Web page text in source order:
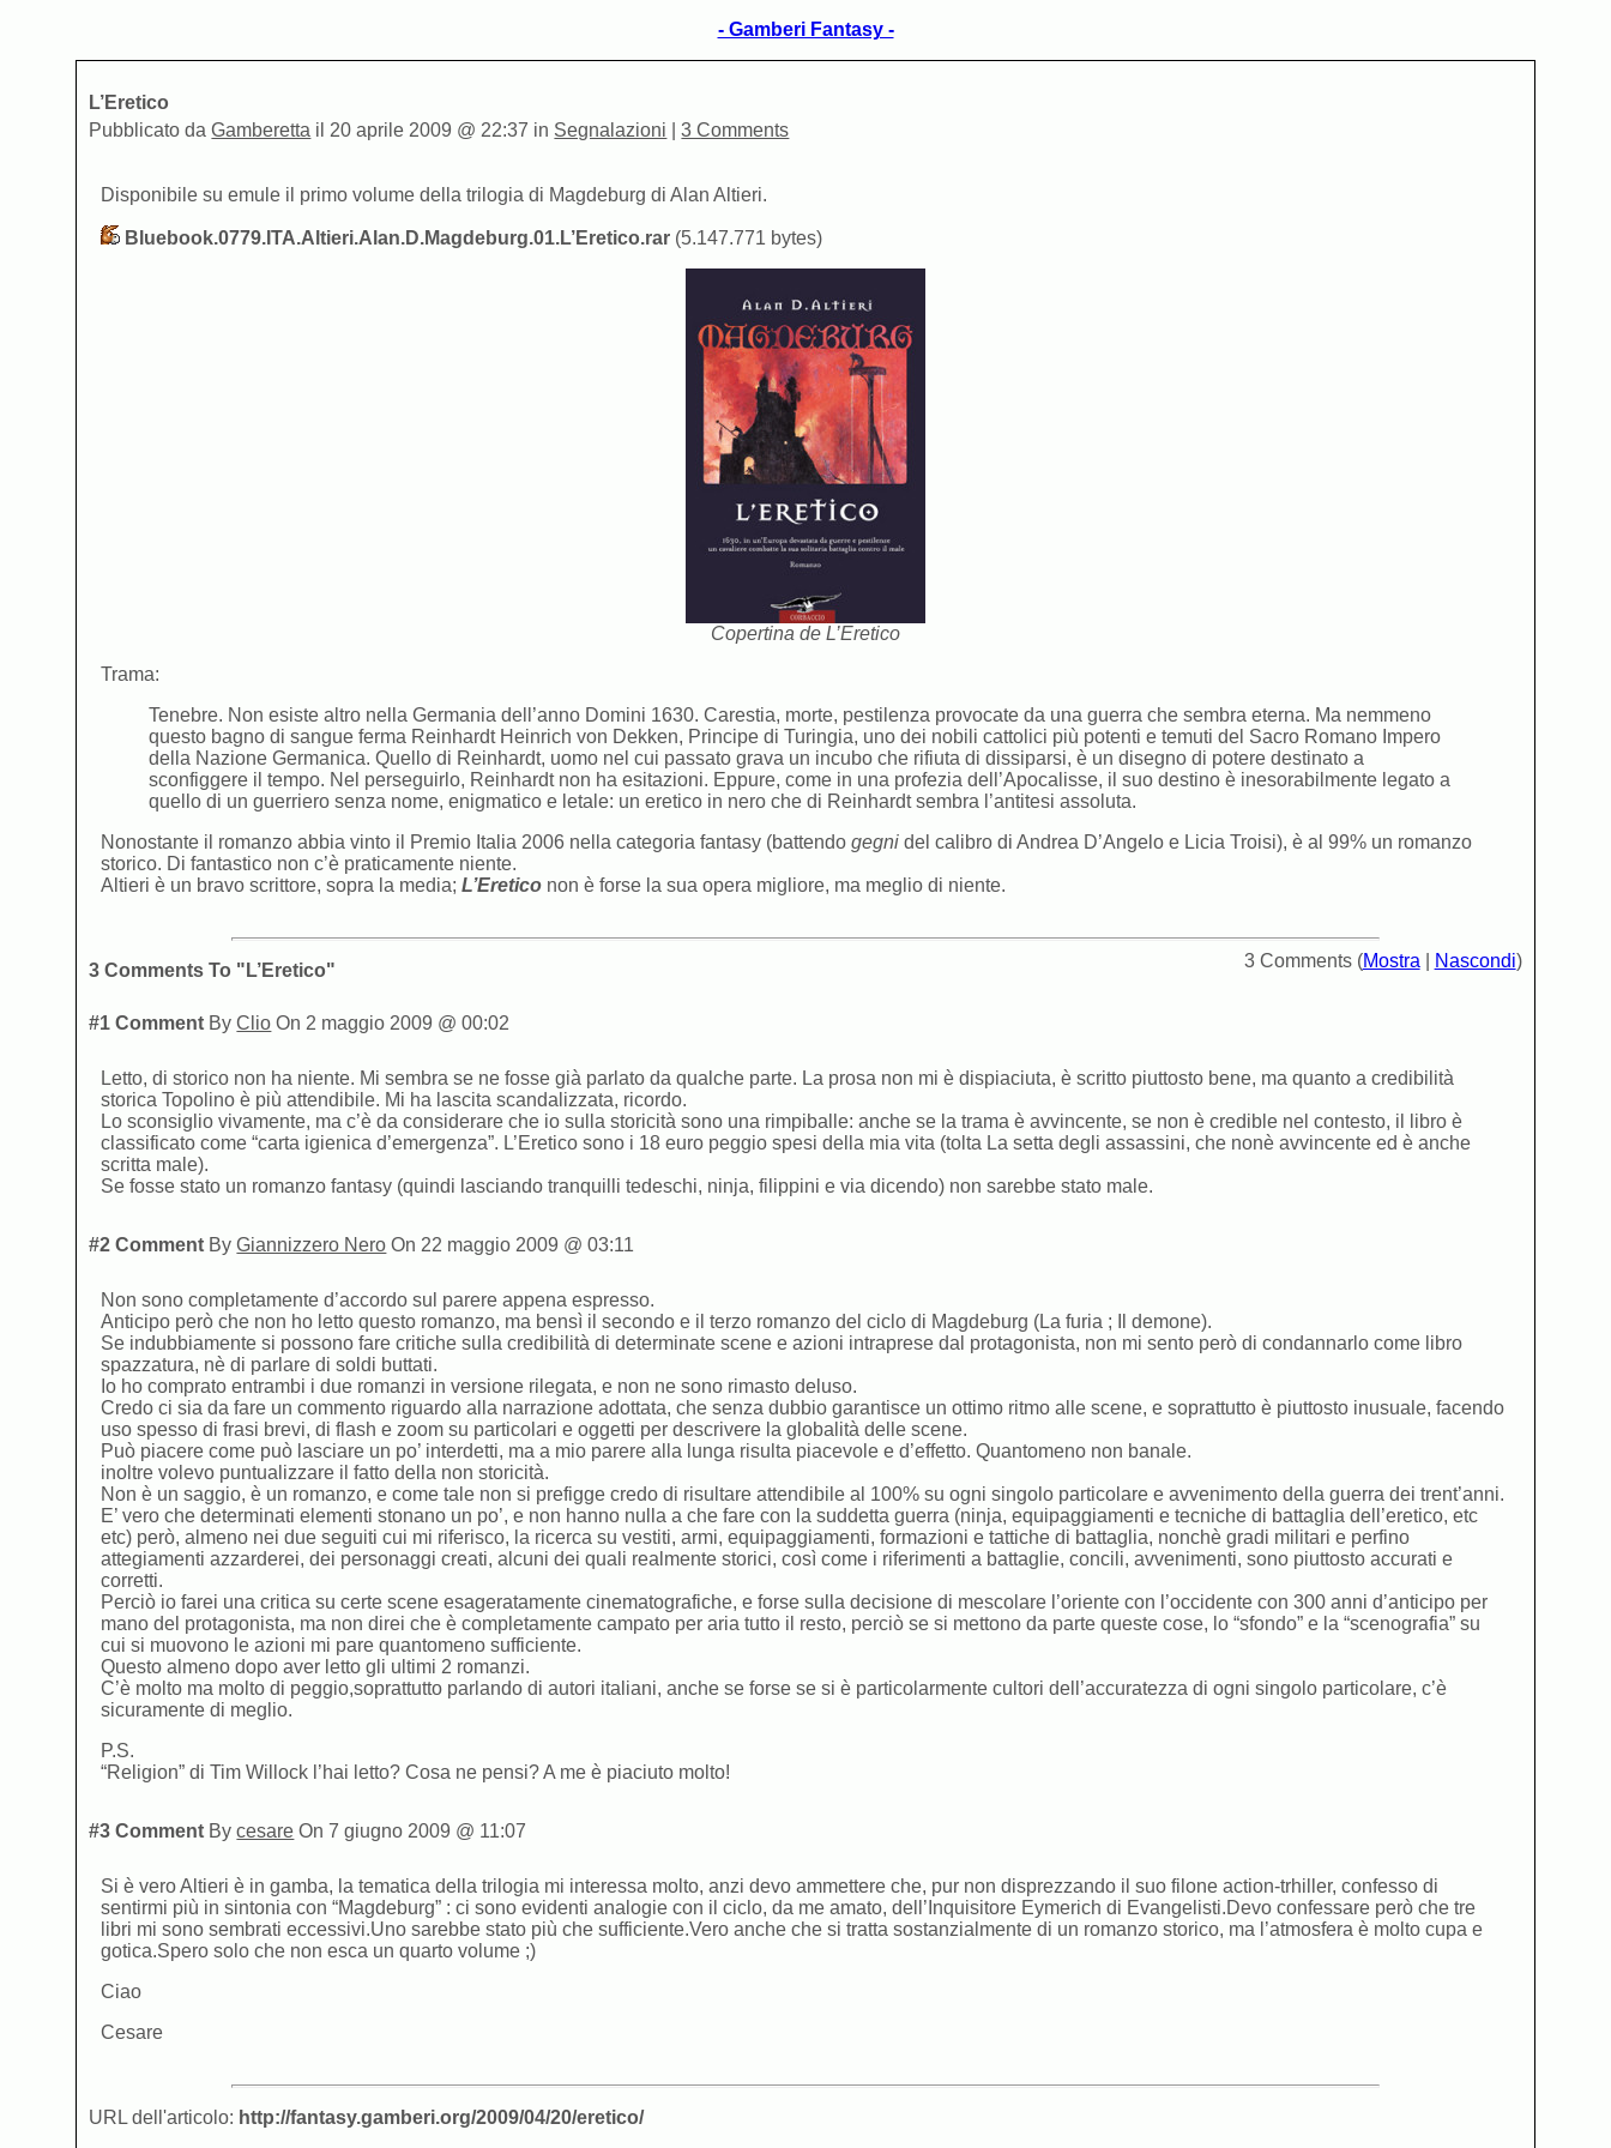
- Gamberi Fantasy -
L’Eretico
Pubblicato daGamberetta il 20 aprile 2009 @ 22:37 in Segnalazioni |3 Comments
Disponibile su emule il primo volume della trilogia di Magdeburg di Alan Altieri.
Bluebook.0779.ITA.Altieri.Alan.D.Magdeburg.01.L’Eretico.rar (5.147.771 bytes)
Copertina de L’Eretico
Trama:
Tenebre. Non esiste altro nella Germania dell’anno Domini 1630. Carestia, morte, pestilenza provocate da una guerra che sembra eterna. Ma nemmeno
questo bagno di sangue ferma Reinhardt Heinrich von Dekken, Principe di Turingia, uno dei nobili cattolici più potenti e temuti del Sacro Romano Impero
della Nazione Germanica. Quello di Reinhardt, uomo nel cui passato grava un incubo che rifiuta di dissiparsi, è un disegno di potere destinato a
sconfiggere il tempo. Nel perseguirlo, Reinhardt non ha esitazioni. Eppure, come in una profezia dell’Apocalisse, il suo destino è inesorabilmente legato a
quello di un guerriero senza nome, enigmatico e letale: un eretico in nero che di Reinhardt sembra l’antitesi assoluta.
Nonostante il romanzo abbia vinto il Premio Italia 2006 nella categoria fantasy (battendogegni del calibro di Andrea D’Angelo e Licia Troisi), è al 99% un romanzo
storico. Di fantastico non c’è praticamente niente.
Altieri è un bravo scrittore, sopra la media;L’Eretico non è forse la sua opera migliore, ma meglio di niente.
3 Comments (Mostra Nascondi)
3 Comments To "L’Eretico"
#1 Comment ByClio On 2 maggio 2009 @ 00:02
Letto, di storico non ha niente. Mi sembra se ne fosse già parlato da qualche parte. La prosa non mi è dispiaciuta, è scritto piuttosto bene, ma quanto a credibilità
storica Topolino è più attendibile. Mi ha lascita scandalizzata, ricordo.
Lo sconsiglio vivamente, ma c’è da considerare che io sulla storicità sono una rimpiballe: anche se la trama è avvincente, se non è credible nel contesto, il libro è
classificato come “carta igienica d’emergenza”. L’Eretico sono i 18 euro peggio spesi della mia vita (tolta La setta degli assassini, che nonè avvincente ed è anche
scritta male).
Se fosse stato un romanzo fantasy (quindi lasciando tranquilli tedeschi, ninja, filippini e via dicendo) non sarebbe stato male.
#2 Comment ByGiannizzero Nero On 22 maggio 2009 @ 03:11
Non sono completamente d’accordo sul parere appena espresso.
Anticipo però che non ho letto questo romanzo, ma bensì il secondo e il terzo romanzo del ciclo di Magdeburg (La furia ; Il demone).
Se indubbiamente si possono fare critiche sulla credibilità di determinate scene e azioni intraprese dal protagonista, non mi sento però di condannarlo come libro
spazzatura, nè di parlare di soldi buttati.
Io ho comprato entrambi i due romanzi in versione rilegata, e non ne sono rimasto deluso.
Credo ci sia da fare un commento riguardo alla narrazione adottata, che senza dubbio garantisce un ottimo ritmo alle scene, e soprattutto è piuttosto inusuale, facendo
uso spesso di frasi brevi, di flash e zoom su particolari e oggetti per descrivere la globalità delle scene.
Può piacere come può lasciare un po’ interdetti, ma a mio parere alla lunga risulta piacevole e d’effetto. Quantomeno non banale.
inoltre volevo puntualizzare il fatto della non storicità.
Non è un saggio, è un romanzo, e come tale non si prefigge credo di risultare attendibile al 100% su ogni singolo particolare e avvenimento della guerra dei trent’anni.
E’ vero che determinati elementi stonano un po’, e non hanno nulla a che fare con la suddetta guerra (ninja, equipaggiamenti e tecniche di battaglia dell’eretico, etc
etc) però, almeno nei due seguiti cui mi riferisco, la ricerca su vestiti, armi, equipaggiamenti, formazioni e tattiche di battaglia, nonchè gradi militari e perfino
attegiamenti azzarderei, dei personaggi creati, alcuni dei quali realmente storici, così come i riferimenti a battaglie, concili, avvenimenti, sono piuttosto accurati e
corretti.
Perciò io farei una critica su certe scene esageratamente cinematografiche, e forse sulla decisione di mescolare l’oriente con l’occidente con 300 anni d’anticipo per
mano del protagonista, ma non direi che è completamente campato per aria tutto il resto, perciò se si mettono da parte queste cose, lo “sfondo” e la “scenografia” su
cui si muovono le azioni mi pare quantomeno sufficiente.
Questo almeno dopo aver letto gli ultimi 2 romanzi.
C’è molto ma molto di peggio,soprattutto parlando di autori italiani, anche se forse se si è particolarmente cultori dell’accuratezza di ogni singolo particolare, c’è
sicuramente di meglio.
P.S.
“Religion” di Tim Willock l’hai letto? Cosa ne pensi? A me è piaciuto molto!
#3 Comment Bycesare On 7 giugno 2009 @ 11:07
Si è vero Altieri è in gamba, la tematica della trilogia mi interessa molto, anzi devo ammettere che, pur non disprezzando il suo filone action-trhiller, confesso di
sentirmi più in sintonia con “Magdeburg” : ci sono evidenti analogie con il ciclo, da me amato, dell’Inquisitore Eymerich di Evangelisti.Devo confessare però che tre
libri mi sono sembrati eccessivi.Uno sarebbe stato più che sufficiente.Vero anche che si tratta sostanzialmente di un romanzo storico, ma l’atmosfera è molto cupa e
gotica.Spero solo che non esca un quarto volume ;)
Ciao
Cesare
URL dell'articolo: http://fantasy.gamberi.org/2009/04/20/eretico/